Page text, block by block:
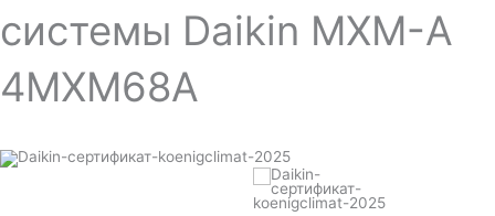
системы Daikin MXM-A
4MXM68A